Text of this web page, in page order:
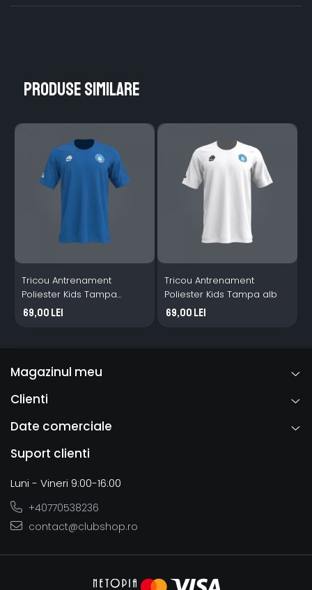
Produse similare
Tricou Antrenament
Poliester Kids Tampa
albastru
69,00 Lei
Tricou Antrenament
Poliester Kids Tampa alb
69,00 Lei
Magazinul meu
Clienti
Date comerciale
Suport clienti
Luni - Vineri 9:00-16:00
+40770538236
contact@clubshop.ro